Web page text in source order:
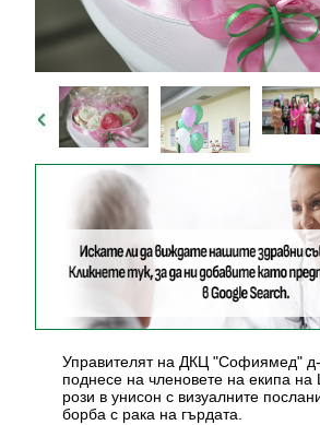
Управителят на ДКЦ "Софиямед"
поднесе на членовете на екипа на
рози в унисон с визуалните
борба с рака на гърдата.